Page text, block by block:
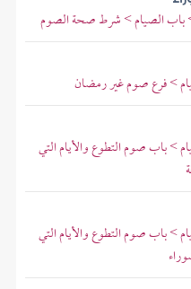
> باب الصيام > شرط صحة الصوم
> فرع صوم غير رمضان
> باب صوم التطوع والأيام التي
> باب صوم التطوع والأيام التي